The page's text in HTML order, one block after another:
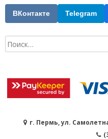
ВКонтакте Telegram
г. Пермь, ул.